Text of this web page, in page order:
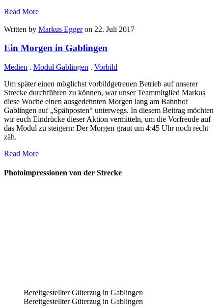
Read More
Written by Markus Eggeron 22. Juli 2017
Ein Morgen in Gablingen
Medien . Modul Gablingen . Vorbild
Um später einen möglichst vorbildgetreuen Betrieb auf unserer
Strecke durchführen zu können, war unser Teammitglied Markus
diese Woche einen ausgedehnten Morgen lang am Bahnhof
Gablingen auf „Spähposten“ unterwegs. In diesem Beitrag möchten
wir euch Eindrücke dieser Aktion vermitteln, um die Vorfreude auf
das Modul zu steigern: Der Morgen graut um 4:45 Uhr noch recht
zäh.
Read More
Photoimpressionen von der Strecke
Bereitgestellter Güterzug in Gablingen
Bereitgestellter Güterzug in Gablingen